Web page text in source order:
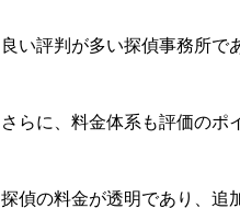
良い評判が多い探偵事務所で
さらに、料金体系も評価のポ
探偵の料金が透明であり、追